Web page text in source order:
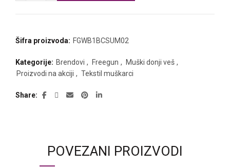
Šifra proizvoda: FGWB1BCSUM02
Kategorije: Brendovi , Freegun , Muški donji veš ,
Proizvodi na akciji , Tekstil muškarci
Share
POVEZANI PROIZVODI